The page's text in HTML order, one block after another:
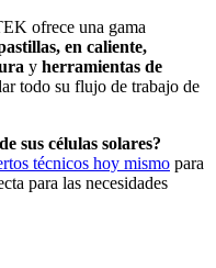
ofrece una gama
en caliente,
y herramientas de
todo su flujo de trabajo de
sus células solares?
técnicos hoy mismo para
para las necesidades